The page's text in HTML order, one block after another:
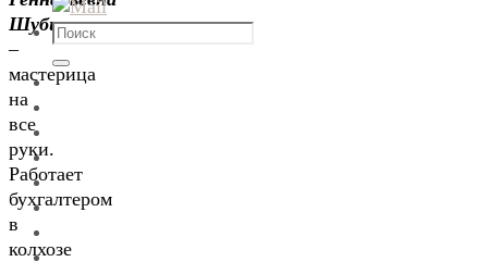
Шубина
–
мастерица
на
все
руки.
Работает
бухгалтером
в
колхозе
Что
искать:
Поиск